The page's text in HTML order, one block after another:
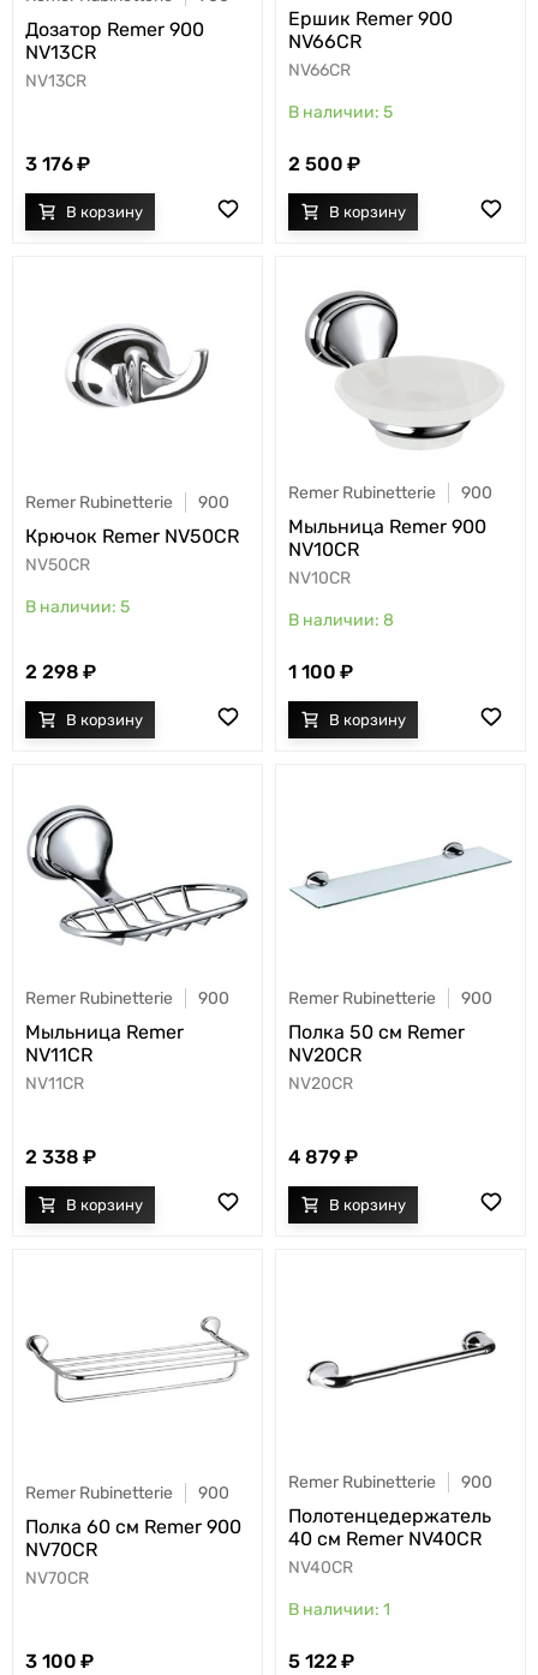
Дозатор Remer 900
NV13CR
NV13CR
3 176
Ершик Remer 900
NV66CR
NV66CR
5
2 500
Remer Rubinetterie 900
Крючок Remer NV50CR
NV50CR
5
2 298
Remer Rubinetterie 900
Мыльница Remer 900
NV10CR
NV10CR
8
1 100
Remer Rubinetterie 900
Мыльница Remer
NV11CR
NV11CR
2 338
Remer Rubinetterie 900
Полка 50 см Remer
NV20CR
NV20CR
4 879
Remer Rubinetterie 900
Полка 60 см Remer 900
NV70CR
NV70CR
3 100
Remer Rubinetterie 900
Полотенцедержатель
40 см Remer NV40CR
NV40CR
1
5 122